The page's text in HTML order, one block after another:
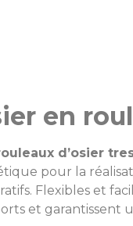
en
d’osier
pour la
Flexibles et
et garantissent